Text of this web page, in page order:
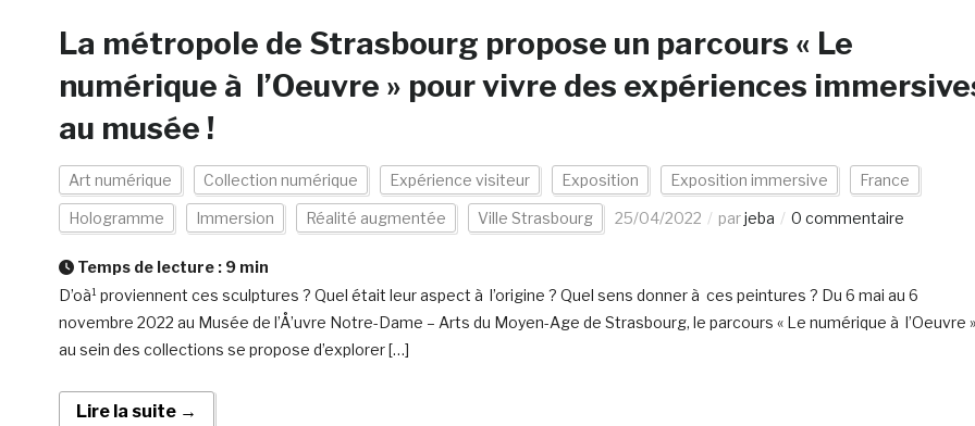
La métropole de Strasbourg propose un parcours « Le
numérique à l’Oeuvre » pour vivre des expériences
au musée !
Art numérique Collection numérique Expérience visiteur Exposition Exposition immersive France
Hologramme Immersion Réalité augmentée Ville Strasbourg 25/04/2022 parjeba 0 commentaire
Temps de lecture : 9 min
D’oà¹ proviennent ces sculptures ? Quel était leur aspect à l’origine ? Quel sens donner à ces peintures ? Du 6 mai au 6
novembre 2022 au Musée de l’Å’uvre Notre-Dame – Arts du Moyen-Age de Strasbourg, le parcours « Le numérique à l’Oeuvre »
au sein des collections se propose d’explorer […]
Lire la suite →